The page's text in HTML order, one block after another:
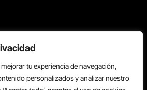
tu experiencia de navegación,
personalizados y analizar nuestro
Todos los derechos reservados.